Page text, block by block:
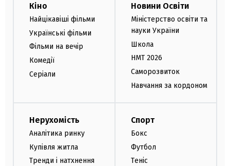
Кіно
Найцікавіші фільми
Українські фільми
Фільми на вечір
Комедії
Серіали
Новини Освіти
Міністерство освіти та
науки України
Школа
НМТ 2026
Саморозвиток
Навчання за кордоном
Нерухомість
Аналітика ринку
Купівля житла
Тренди і натхнення
Спорт
Бокс
Футбол
Теніс